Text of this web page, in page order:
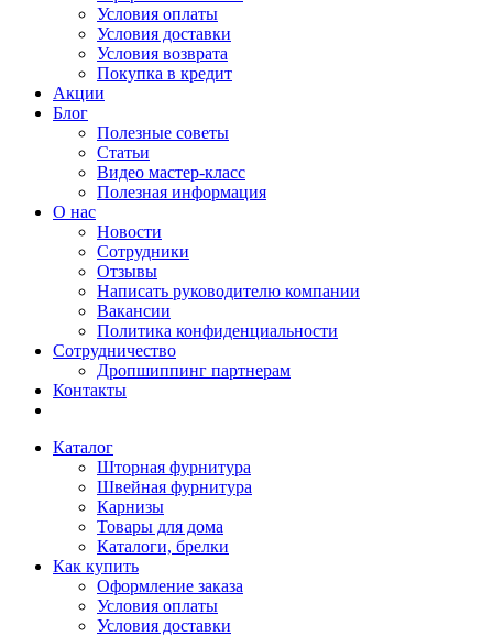
Условия оплаты
Условия доставки
Условия возврата
Покупка в кредит
Акции
Блог
Полезные советы
Статьи
Видео мастер-класс
Полезная информация
О нас
Новости
Сотрудники
Отзывы
Написать руководителю компании
Вакансии
Политика конфиденциальности
Сотрудничество
Дропшиппинг партнерам
Контакты
Каталог
Шторная фурнитура
Швейная фурнитура
Карнизы
Товары для дома
Каталоги, брелки
Как купить
Оформление заказа
Условия оплаты
Условия доставки